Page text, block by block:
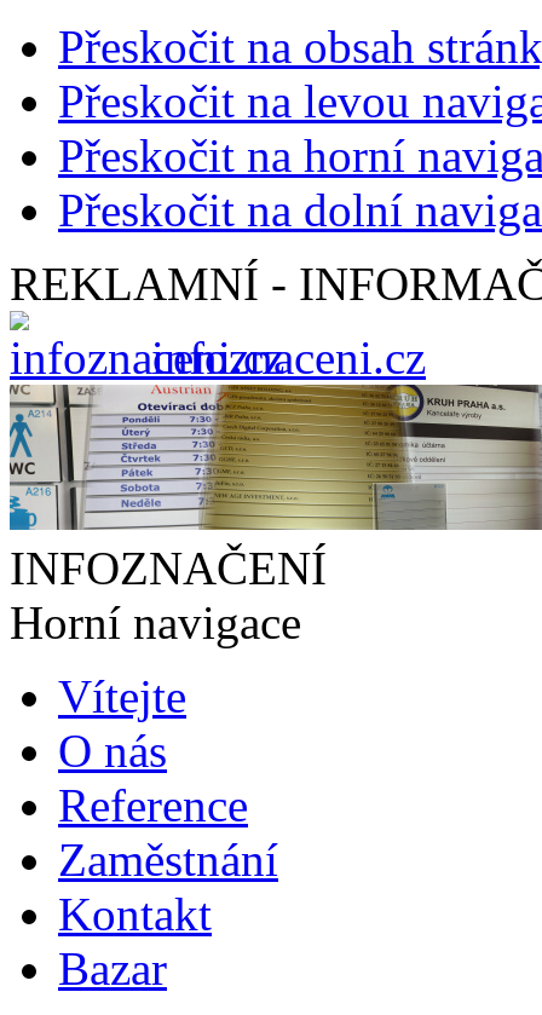
Přeskočit na obsah
Přeskočit na levou
Přeskočit na horní
Přeskočit na dolní
REKLAMNÍ -
infoznaceni.cz
INFOZNAČENÍ
Horní navigace
Vítejte
O nás
Reference
Zaměstnání
Kontakt
Bazar